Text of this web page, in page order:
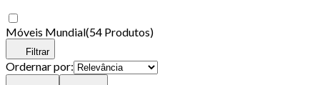
Móveis Mundial(54 Produtos)
Filtrar
Ordernar por: